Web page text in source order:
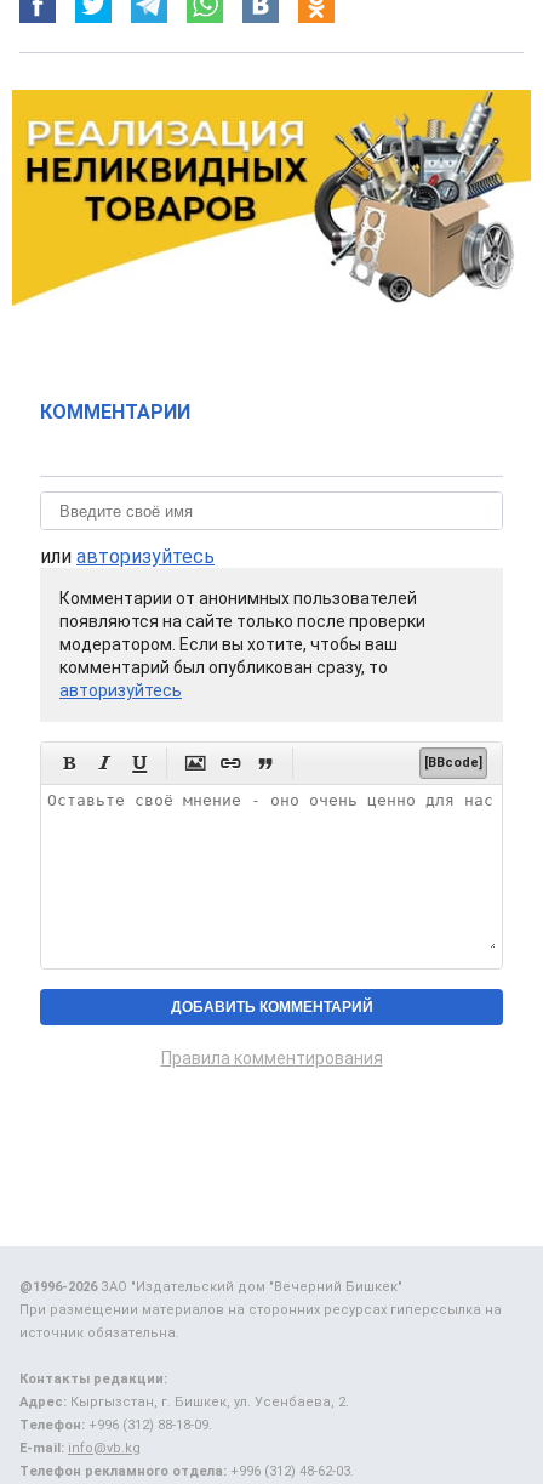
КОММЕНТАРИИ
или авторизуйтесь
Комментарии от анонимных пользователей
появляются на сайте только после проверки
модератором. Если вы хотите, чтобы ваш
комментарий был опубликован сразу, то
авторизуйтесь
      [BBcode]
Правила комментирования
@1996-2026ЗАО "Издательский дом "Вечерний Бишкек"
При размещении материалов на сторонних ресурсах гиперссылка на
источник обязательна.
Контакты редакции:
Адрес: Кыргызстан, г. Бишкек, ул. Усенбаева, 2.
Телефон: +996 (312) 88-18-09.
E-mail: info@vb.kg
Телефон рекламного отдела: +996 (312) 48-62-03.